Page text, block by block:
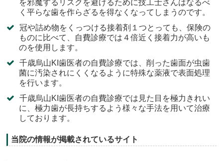
を邪魔するリスクを避けるために技工士さんはなるべ
く平らな歯を作らざるを得なくなってしまうのです。
冠や詰め物をくっつける接着剤１つとっても、保険の
ものに比べて、自費診療では４倍近く接着力が高いも
のを使用します。
千歳烏山KI歯医者の自費診療では、削った歯面が虫歯
菌に汚染されにくくなるように特殊な薬液で表面処理
を行います。
千歳烏山KI歯医者の自費診療では見た目を極力きれい
に、極力歯が長持ちするよう様々な手法を用いて治療
しております。
当院の情報が掲載されているサイト